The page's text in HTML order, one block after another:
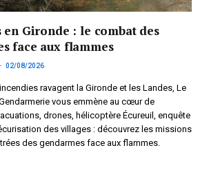
Gironde : le combat des
face aux flammes
02/08/2026
ravagent la Gironde et les Landes, Le
vous emmène au cœur de
drones, hélicoptère Écureuil, enquête
des villages : découvrez les missions
des gendarmes face aux flammes.